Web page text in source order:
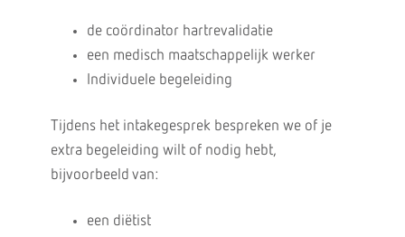
de coördinator hartrevalidatie
een medisch maatschappelijk werker
Individuele begeleiding
Tijdens het intakegesprek bespreken we of je
extra begeleiding wilt of nodig hebt,
bijvoorbeeld van:
een diëtist